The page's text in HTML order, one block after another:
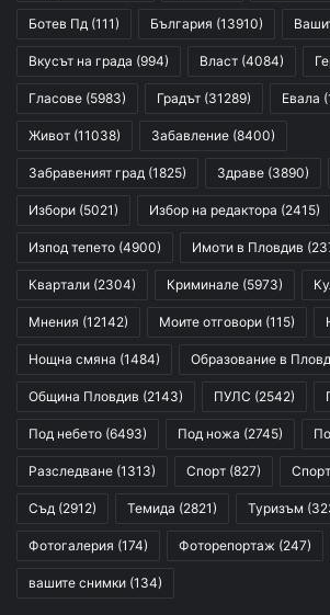
Ботев Пд (111) България (13910)
Вкусът на града (994) Власт (4084)
Гласове (5983) Градът (31289) Евала
Живот (11038) Забавление (8400)
Забравеният град (1825) Здраве (3890)
Избори (5021) Избор на редактора (2415)
Изпод тепето (4900) Имоти в Пловдив
Квартали (2304) Криминале (5973)
Мнения (12142) Моите отговори (115)
Нощна смяна (1484) Образование в
Община Пловдив (2143) ПУЛС (2542)
Под небето (6493) Под ножа (2745)
Разследване (1313) Спорт (827)
Съд (2912) Темида (2821) Туризъм
Фотогалерия (174) Фоторепортаж (247)
вашите снимки (134)